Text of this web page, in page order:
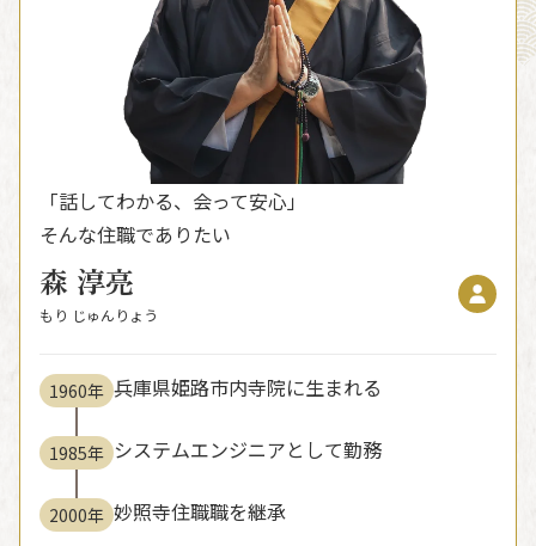
「話してわかる、会って安心」
そんな住職でありたい
森 淳亮
もり じゅんりょう
1960年 兵庫県姫路市内寺院に生まれる
1985年 システムエンジニアとして勤務
2000年 妙照寺住職職を継承